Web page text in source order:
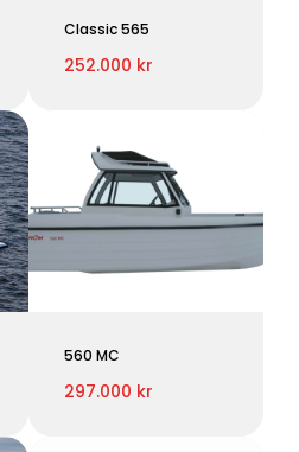
Classic 565
252.000 kr
560 MC
297.000 kr